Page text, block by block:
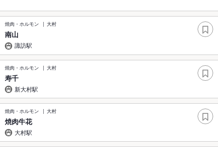
焼肉・ホルモン 大村
南山
諏訪駅
焼肉・ホルモン 大村
寿千
新大村駅
焼肉・ホルモン 大村
焼肉牛花
大村駅